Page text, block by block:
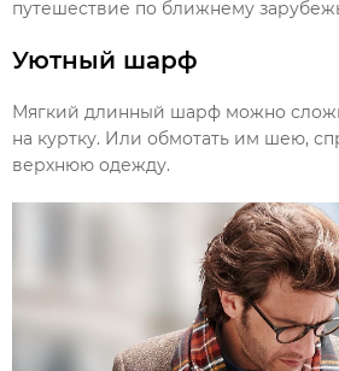
путешествие по ближнему
Уютный шарф
Мягкий длинный шарф можно
на куртку. Или обмотать им шею,
верхнюю одежду.